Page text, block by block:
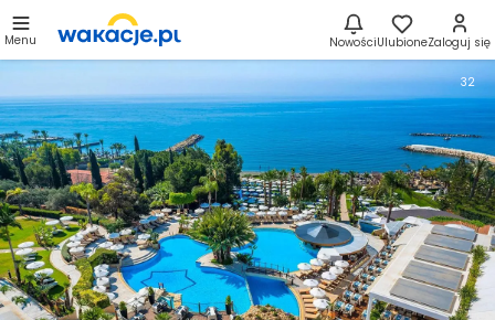
Menu NowościUlubioneZaloguj się
32